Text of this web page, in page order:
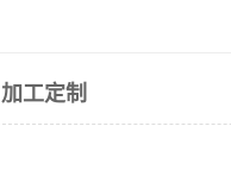
工定制